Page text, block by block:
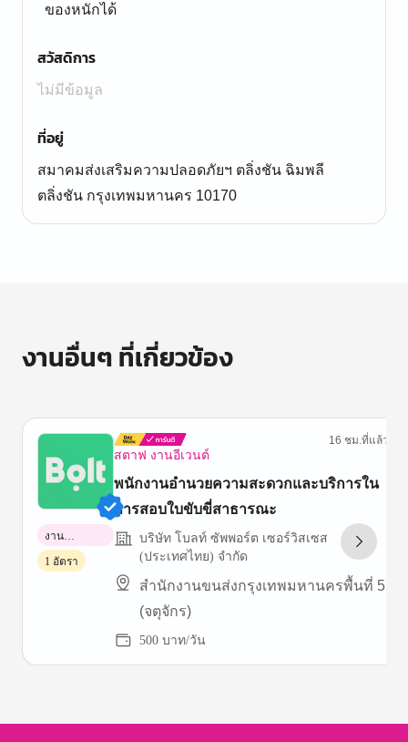
ของหนักได้
สวัสดิการ
ไม่มีข้อมูล
ที่อยู่
สมาคมส่งเสริมความปลอดภัยฯ ตลิ่งชัน ฉิมพลี
ตลิ่งชัน กรุงเทพมหานคร 10170
งานอื่นๆ ที่เกี่ยวข้อง
สตาฟ งานอีเวนต์
16 ชม.ที่แล้ว
พนักงานอำนวยความสะดวกและบริการใน
การสอบใบขับขี่สาธารณะ
บริษัท โบลท์ ซัพพอร์ต เซอร์วิสเซส
(ประเทศไทย) จำกัด
สำนักงานขนส่งกรุงเทพมหานครพื้นที่ 5
(จตุจักร)
500 บาท/วัน
งาน
พาร์ทไทม์
1 อัตรา
of